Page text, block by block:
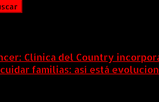
Clínica del Country
familias: así está